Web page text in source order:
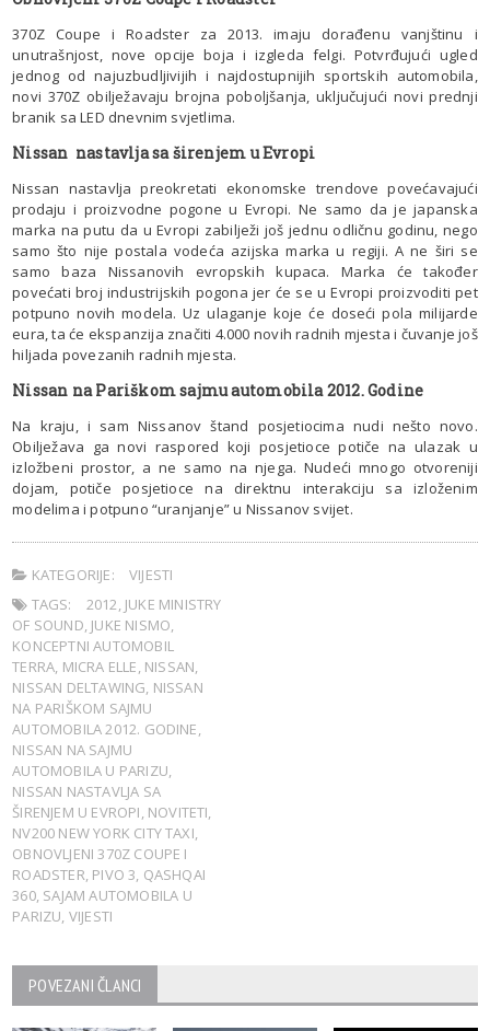
370Z Coupe i Roadster za 2013. imaju dorađenu vanjštinu i
unutrašnjost, nove opcije boja i izgleda felgi. Potvrđujući ugled
jednog od najuzbudljivijih i najdostupnijih sportskih automobila,
novi 370Z obilježavaju brojna poboljšanja, uključujući novi prednji
branik sa LED dnevnim svjetlima.
Nissan nastavlja sa širenjem u Evropi
Nissan nastavlja preokretati ekonomske trendove povećavajući
prodaju i proizvodne pogone u Evropi. Ne samo da je japanska
marka na putu da u Evropi zabilježi još jednu odličnu godinu, nego
samo što nije postala vodeća azijska marka u regiji. A ne širi se
samo baza Nissanovih evropskih kupaca. Marka će također
povećati broj industrijskih pogona jer će se u Evropi proizvoditi pet
potpuno novih modela. Uz ulaganje koje će doseći pola milijarde
eura, ta će ekspanzija značiti 4.000 novih radnih mjesta i čuvanje još
hiljada povezanih radnih mjesta.
Nissan na Pariškom sajmu automobila 2012. Godine
Na kraju, i sam Nissanov štand posjetiocima nudi nešto novo.
Obilježava ga novi raspored koji posjetioce potiče na ulazak u
izložbeni prostor, a ne samo na njega. Nudeći mnogo otvoreniji
dojam, potiče posjetioce na direktnu interakciju sa izloženim
modelima i potpuno “uranjanje” u Nissanov svijet.
KATEGORIJE:
VIJESTI
TAGS:
2012, JUKE MINISTRY
OF SOUND, JUKE NISMO,
KONCEPTNI AUTOMOBIL
TERRA, MICRA ELLE, NISSAN,
NISSAN DELTAWING, NISSAN
NA PARIŠKOM SAJMU
AUTOMOBILA 2012. GODINE,
NISSAN NA SAJMU
AUTOMOBILA U PARIZU,
NISSAN NASTAVLJA SA
ŠIRENJEM U EVROPI, NOVITETI,
NV200 NEW YORK CITY TAXI,
OBNOVLJENI 370Z COUPE I
ROADSTER, PIVO 3, QASHQAI
360, SAJAM AUTOMOBILA U
PARIZU, VIJESTI
POVEZANI ČLANCI